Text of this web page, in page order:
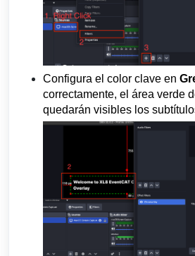
Configura el color clave en
correctamente, el área verde
quedarán visibles los